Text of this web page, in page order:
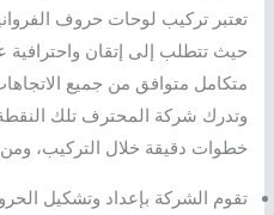
تعتبر تركيب لوحات حروف
حيث تتطلب إلى إتقان
متكامل متوافق من جميع
وتدرك شركة المحترف تلك النقطة
خطوات دقيقة خلال التركيب، ومن
تقوم الشركة بإعداد وتشكيل